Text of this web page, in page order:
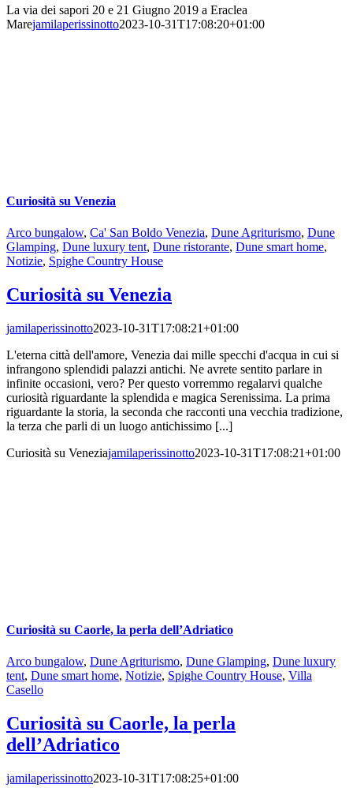
La via dei sapori 20 e 21 Giugno 2019 a Eraclea
Marejamilaperissinotto2023-10-31T17:08:20+01:00
Curiosità su Venezia
Arco bungalow, Ca' San Boldo Venezia, Dune Agriturismo, Dune
Glamping, Dune luxury tent, Dune ristorante, Dune smart home,
Notizie, Spighe Country House
Curiosità su Venezia
jamilaperissinotto2023-10-31T17:08:21+01:00
L'eterna città dell'amore, Venezia dai mille specchi d'acqua in cui si
infrangono splendidi palazzi antichi. Ne avrete sentito parlare in
infinite occasioni, vero? Per questo vorremmo regalarvi qualche
curiosità riguardante la splendida e magica Serenissima. La prima
riguardante la storia, la seconda che racconti una vecchia tradizione,
la terza che parli di un luogo antichissimo [...]
Curiosità su Veneziajamilaperissinotto2023-10-31T17:08:21+01:00
Curiosità su Caorle, la perla dell’Adriatico
Arco bungalow, Dune Agriturismo, Dune Glamping, Dune luxury
tent, Dune smart home, Notizie, Spighe Country House, Villa
Casello
Curiosità su Caorle, la perla
dell’Adriatico
jamilaperissinotto2023-10-31T17:08:25+01:00